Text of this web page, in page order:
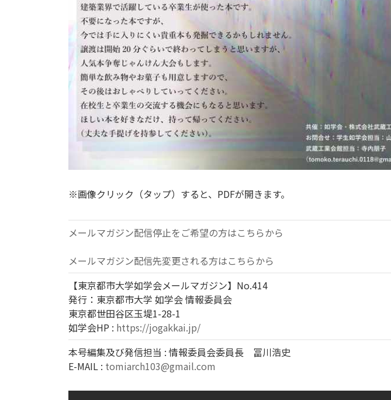
※画像クリック（タップ）すると、PDFが開きます。
メールマガジン配信停止をご希望の方はこちらから
メールマガジン配信先変更される方はこちらから
【東京都市大学如学会メールマガジン】No.414
発行：東京都市大学 如学会 情報委員会
東京都世田谷区玉堤1-28-1
如学会HP : https://jogakkai.jp/
本号編集及び発信担当 : 情報委員会委員長 冨川浩史
E-MAIL : tomiarch103@gmail.com